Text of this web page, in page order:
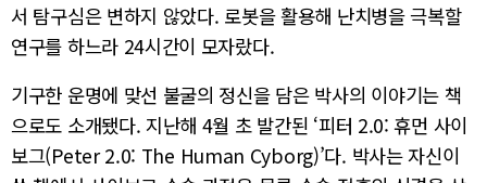
서 탐구심은 변하지 않았다. 로봇을 활용해 난치병을 극복할
연구를 하느라 24시간이 모자랐다.
기구한 운명에 맞선 불굴의 정신을 담은 박사의 이야기는 책
으로도 소개됐다. 지난해 4월 초 발간된 ‘피터 2.0: 휴먼 사이
보그(Peter 2.0: The Human Cyborg)’다. 박사는 자신이